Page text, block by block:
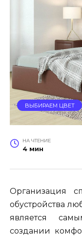
ВЫБИРАЕМ ЦВЕТ
НА ЧТЕНИЕ
4 мин
Организация
обустройства
является
создании